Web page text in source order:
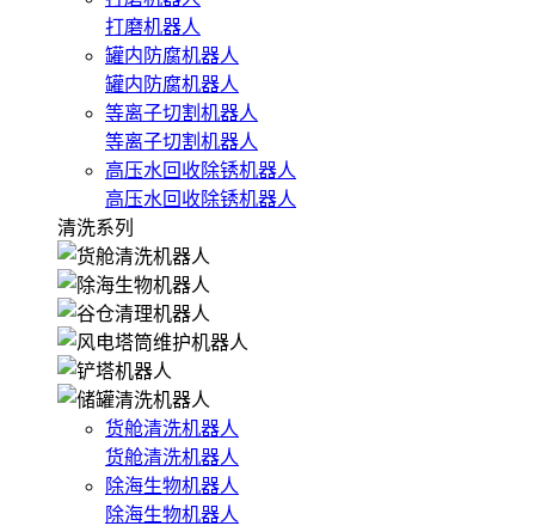
打磨机器人
罐内防腐机器人
罐内防腐机器人
等离子切割机器人
等离子切割机器人
高压水回收除锈机器人
高压水回收除锈机器人
清洗系列
货舱清洗机器人
货舱清洗机器人
除海生物机器人
除海生物机器人